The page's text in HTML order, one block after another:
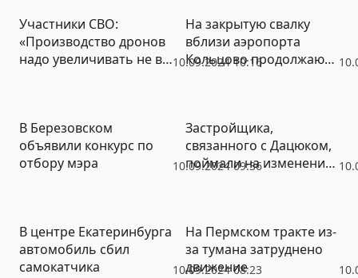
10.09.2024 10:16
Участники СВО:
«Производство дронов
надо увеличивать не в
На закрытую свалку
вблизи аэропорта
Кольцово продолжают
10.09.2024 09:36
В Березовском
объявили конкурс по
отбору мэра
Застройщика,
связанного с Дацюком,
поймали на изменении
10.09.2024 08:23
В центре Екатеринбурга
автомобиль сбил
самокатчика
На Пермском тракте из-
за тумана затруднено
движение